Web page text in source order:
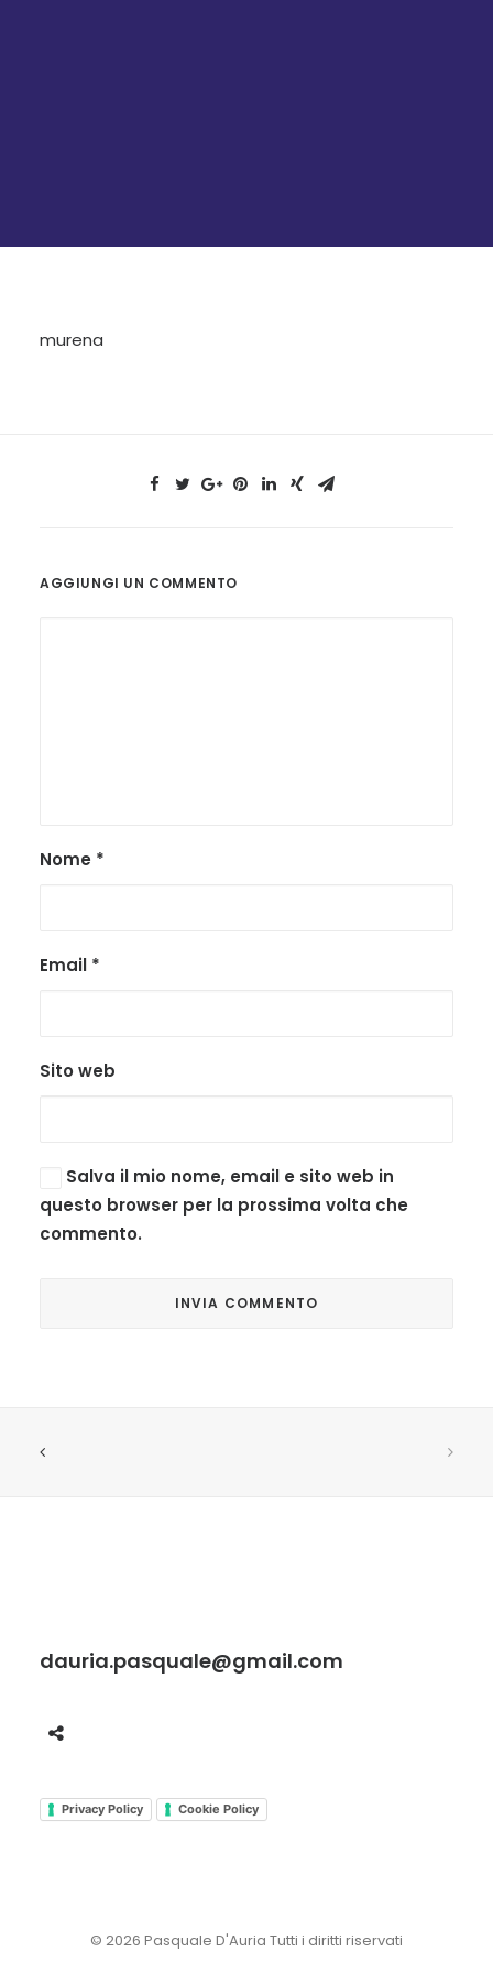
murena
AGGIUNGI UN COMMENTO
Nome *
Email *
Sito web
Salva il mio nome, email e sito web in
questo browser per la prossima volta che
commento.
dauria.pasquale@gmail.com
Privacy Policy Cookie Policy
© 2026 Pasquale D'Auria Tutti i diritti riservati